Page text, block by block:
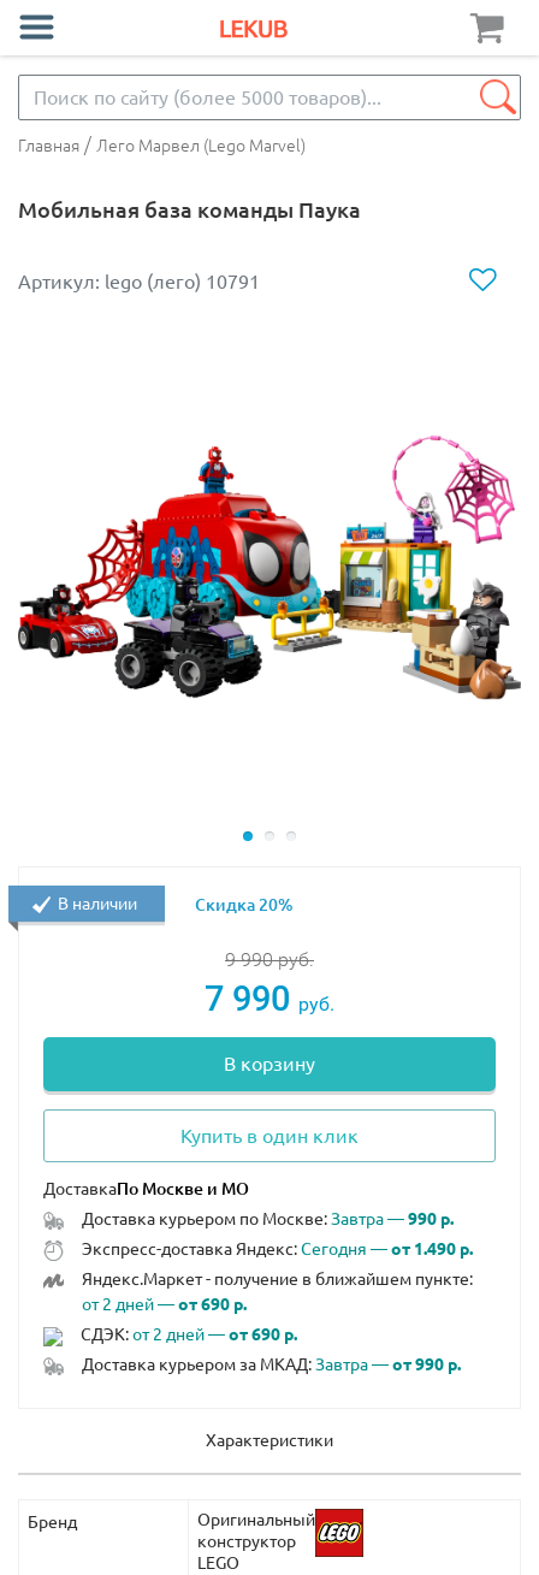
Главная / Лего Марвел (Lego Marvel)
Мобильная база команды Паука
Артикул: lego (лего) 10791
9 990руб.
7 990 руб.
В корзину
Купить в один клик
Доставка
Доставка курьером по Москве:Завтра —990 р.
Экспресс-доставка Яндекс:Сегодня —от 1.490 р.
Яндекс.Маркет - получение в ближайшем пункте:
от 2 дней —от 690 р.
СДЭК:от 2 дней —от 690 р.
Доставка курьером за МКАД:Завтра —от 990 р.
В наличии Скидка 20%
Характеристики
Бренд
Оригинальный
конструктор
LEGO